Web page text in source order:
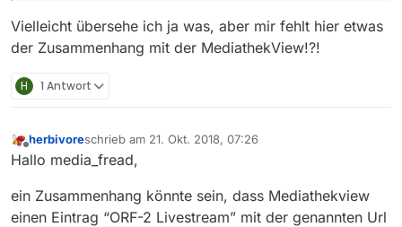
Die User-Agent Einstellung hab ich schon
geändert (vorher gabs einen 403er-Fehler)
Gibts irgendwelche sachdienlichen
Vielleicht übersehe ich ja was, aber mir fehlt hier etwas
der Zusammenhang mit der MediathekView!?!
H 1 Antwort
Offline
herbivoreschrieb am 21. Okt. 2018, 07:26
zuletzt editiert von
Hallo media_fread,
ein Zusammenhang könnte sein, dass Mediathekview
einen Eintrag “ORF-2 Livestream” mit der genannten Url